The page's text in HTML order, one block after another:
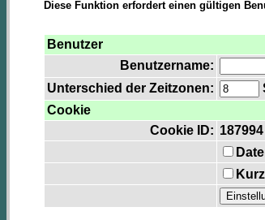
Diese Funktion erfordert einen gültigen
Benutzer
Benutzername:
Unterschied der Zeitzonen:
Cookie
Cookie ID: 187994